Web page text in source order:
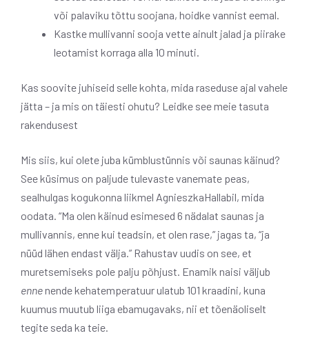
või palaviku tõttu soojana, hoidke vannist eemal.
Kastke mullivanni sooja vette ainult jalad ja piirake
leotamist korraga alla 10 minuti.
Kas soovite juhiseid selle kohta, mida raseduse ajal vahele
jätta – ja mis on täiesti ohutu? Leidke see meie tasuta
rakendusest
Mis siis, kui olete juba kümblustünnis või saunas käinud?
See küsimus on paljude tulevaste vanemate peas,
sealhulgas kogukonna liikmel AgnieszkaHallabil, mida
oodata. “Ma olen käinud esimesed 6 nädalat saunas ja
mullivannis, enne kui teadsin, et olen rase,” jagas ta, “ja
nüüd lähen endast välja.” Rahustav uudis on see, et
muretsemiseks pole palju põhjust. Enamik naisi väljub
ennenende kehatemperatuur ulatub 101 kraadini, kuna
kuumus muutub liiga ebamugavaks, nii et tõenäoliselt
tegite seda ka teie.